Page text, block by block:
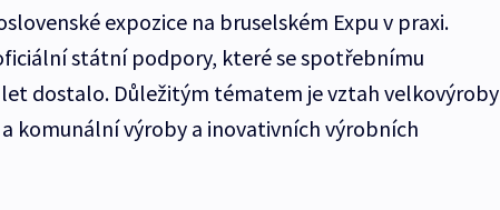
expozice na bruselském Expu v praxi.
státní podpory, které se spotřebnímu
let dostalo. Důležitým tématem je vztah velkovýroby
komunální výroby a inovativních výrobních